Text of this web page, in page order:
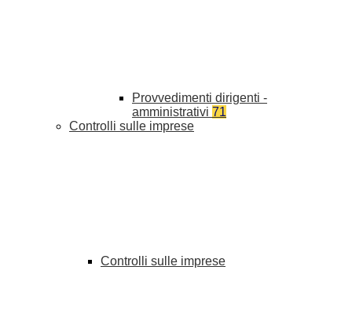
Provvedimenti dirigenti -
amministrativi 71
Controlli sulle imprese
Controlli sulle imprese